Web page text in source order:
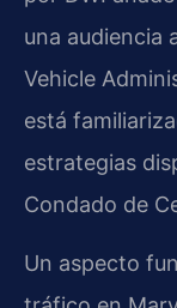
una audiencia
Vehicle
está
estrategias
Condado de
Un aspecto